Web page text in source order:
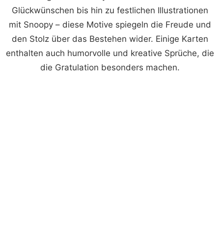
Glückwünschen bis hin zu festlichen Illustrationen
mit Snoopy – diese Motive spiegeln die Freude und
den Stolz über das Bestehen wider. Einige Karten
enthalten auch humorvolle und kreative Sprüche, die
die Gratulation besonders machen.